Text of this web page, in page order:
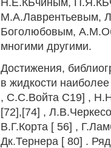
Н.Е.КЬчиным,
М.А.Лаврентьевым,
Боголюбовым,
многими другими.
Достижения,
в жидкости
, С.С.Войта С19] ,
[72],[74] ,
В.Г.Корта [ 56] ,
Дк.Тернера [ 80] .